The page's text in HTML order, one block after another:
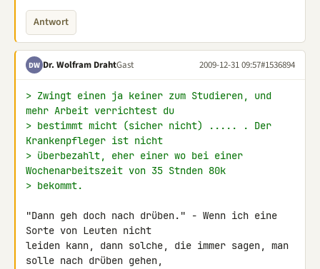
Antwort
DW Dr. Wolfram DrahtGast 2009-12-31 09:57#1536894
> Zwingt einen ja keiner zum Studieren, und
mehr Arbeit verrichtest du
> bestimmt micht (sicher nicht) ..... . Der
Krankenpfleger ist nicht
> überbezahlt, eher einer wo bei einer
Wochenarbeitszeit von 35 Stnden 80k
> bekommt.
"Dann geh doch nach drüben." - Wenn ich eine
Sorte von Leuten nicht
leiden kann, dann solche, die immer sagen, man
solle nach drüben gehen,